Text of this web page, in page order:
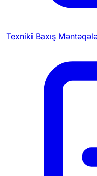
Texniki Baxış